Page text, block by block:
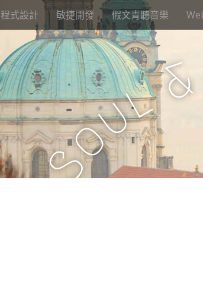
程式設計 敏捷開發 假文青聽音樂
S
o
u
l&